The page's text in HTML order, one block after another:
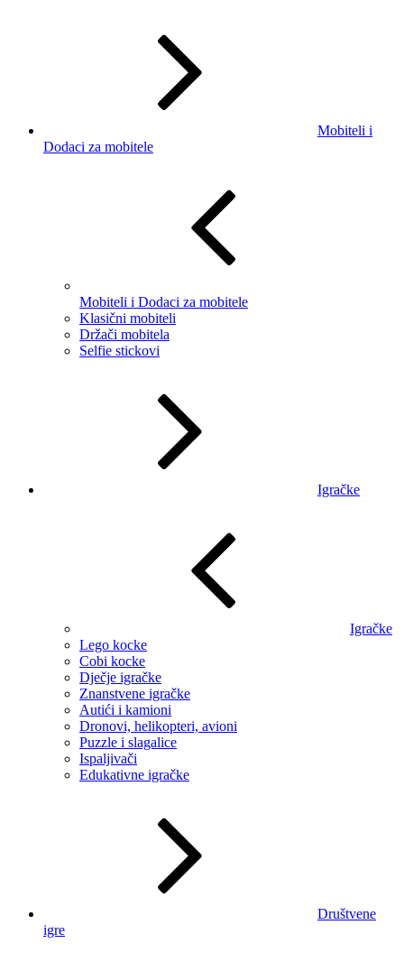
Mobiteli i
Dodaci za mobitele
Mobiteli i Dodaci za mobitele
Klasični mobiteli
Držači mobitela
Selfie stickovi
Igračke
Igračke
Lego kocke
Cobi kocke
Dječje igračke
Znanstvene igračke
Autići i kamioni
Dronovi, helikopteri, avioni
Puzzle i slagalice
Ispaljivači
Edukativne igračke
Društvene
igre